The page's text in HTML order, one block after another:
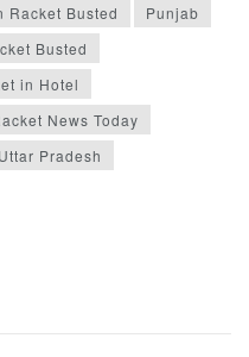
Racket Busted
Punjab
Busted
in Hotel
News Today
Uttar Pradesh